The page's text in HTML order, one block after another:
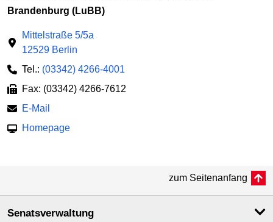
Brandenburg (LuBB)
Mittelstraße 5/5a
12529 Berlin
Tel.: (03342) 4266-4001
Fax: (03342) 4266-7612
E-Mail
Homepage
zum Seitenanfang
Senatsverwaltung